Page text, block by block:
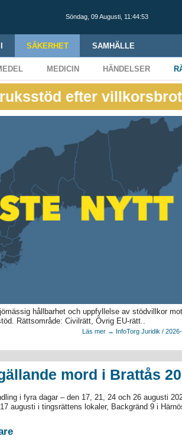
Söndag, 09 Augusti, 11:44:54
SÄKERHET SAMHÄLLE
MEDICIN HÄNDELSER
efter
hållbarhet och uppfyllelse av stödvillkor
Rättsområde: Civilrätt, Övrig EU-rätt..
Läs mer → InfoTorg Juridik /
mord i Brattås
i fyra dagar – den 17, 21, 24 och 26 augusti
augusti i tingsrättens lokaler, Backgränd 9 i